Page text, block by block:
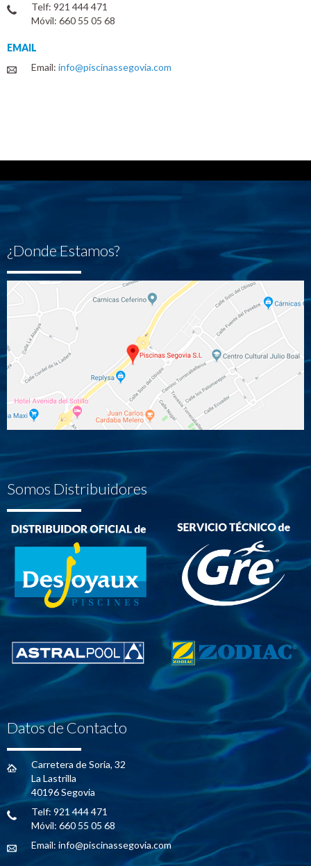
Telf: 921 444 471
Móvil: 660 55 05 68
EMAIL
Email: info@piscinassegovia.com
¿Donde Estamos?
Somos Distribuidores
Datos de Contacto
Carretera de Soria, 32
La Lastrilla
40196 Segovia
Telf: 921 444 471
Móvil: 660 55 05 68
Email: info@piscinassegovia.com